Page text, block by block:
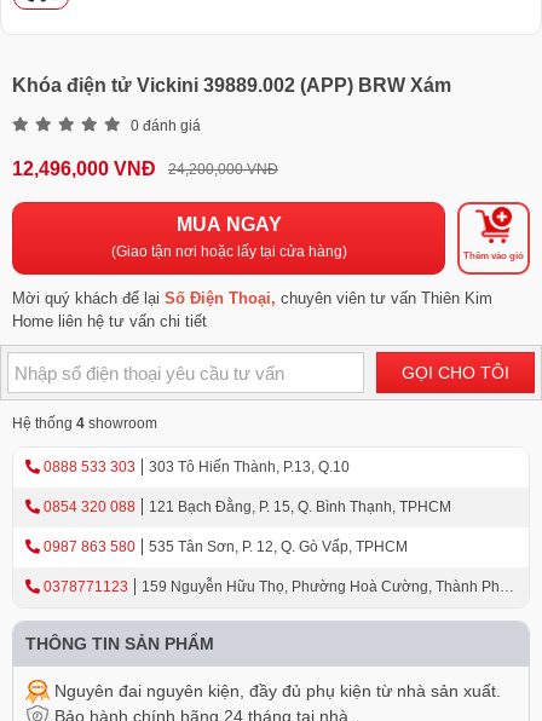
Khóa điện tử Vickini 39889.002 (APP) BRW Xám
0 đánh giá
12,496,000 VNĐ 24,200,000 VNĐ
MUA NGAY
(Giao tận nơi hoặc lấy tại cửa hàng) Thêm vào giỏ
Mời quý khách để lại Số Điện Thoại, chuyên viên tư vấn Thiên Kim
Home liên hệ tư vấn chi tiết
GỌI CHO TÔI
Hệ thống 4 showroom
0888 533 303 303 Tô Hiến Thành, P.13, Q.10
0854 320 088 121 Bạch Đằng, P. 15, Q. Bình Thạnh, TPHCM
0987 863 580 535 Tân Sơn, P. 12, Q. Gò Vấp, TPHCM
0378771123
159 Nguyễn Hữu Thọ, Phường Hoà Cường, Thành Phố
THÔNG TIN SẢN PHẨM
Nguyên đai nguyên kiện, đầy đủ phụ kiện từ nhà sản xuất.
Bảo hành chính hãng 24 tháng tại nhà.